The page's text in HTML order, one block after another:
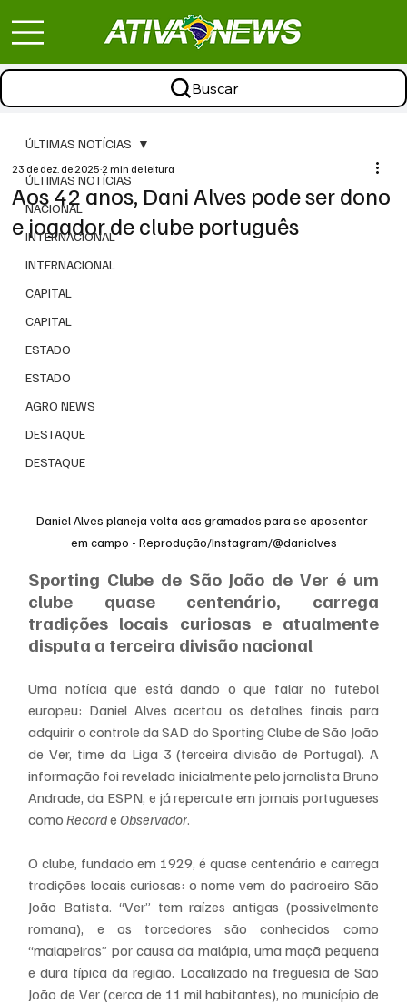
Buscar
ÚLTIMAS NOTÍCIAS
NACIONAL
INTERNACIONAL
INTERNACIONAL
CAPITAL
CAPITAL
ESTADO
ESTADO
AGRO NEWS
DESTAQUE
DESTAQUE
ÚLTIMAS NOTÍCIAS
Aos 42 anos, Dani Alves pode ser dono
e jogador de clube português
23 de dez. de 20252 min de leitura
Daniel Alves planeja volta aos gramados para se aposentar
em campo - Reprodução/Instagram/@danialves
Sporting Clube de São João de Ver é um
clube quase centenário, carrega
tradições locais curiosas e atualmente
disputa a terceira divisão nacional
Uma notícia que está dando o que falar no futebol
europeu: Daniel Alves acertou os detalhes finais para
adquirir o controle da SAD do Sporting Clube de São João
de Ver, time da Liga 3 (terceira divisão de Portugal). A
informação foi revelada inicialmente pelo jornalista Bruno
Andrade, da ESPN, e já repercute em jornais portugueses
como Record e Observador.
O clube, fundado em 1929, é quase centenário e carrega
tradições locais curiosas: o nome vem do padroeiro São
João Batista. “Ver” tem raízes antigas (possivelmente
romana), e os torcedores são conhecidos como
“malapeiros” por causa da malápia, uma maçã pequena
e dura típica da região. Localizado na freguesia de São
João de Ver (cerca de 11 mil habitantes), no município de